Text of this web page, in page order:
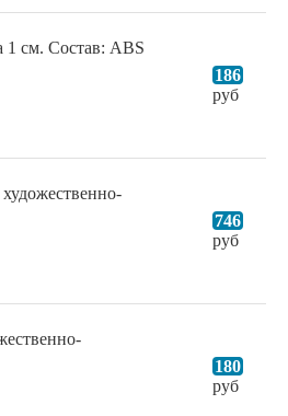
1 см. Состав: ABS
186
руб
746
руб
180
руб